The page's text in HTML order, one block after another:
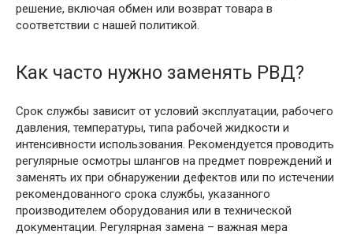
решение, включая обмен или возврат товара в
соответствии с нашей политикой.
Как часто нужно заменять РВД?
Срок службы зависит от условий эксплуатации, рабочего
давления, температуры, типа рабочей жидкости и
интенсивности использования. Рекомендуется проводить
регулярные осмотры шлангов на предмет повреждений и
заменять их при обнаружении дефектов или по истечении
рекомендованного срока службы, указанного
производителем оборудования или в технической
документации. Регулярная замена – важная мера